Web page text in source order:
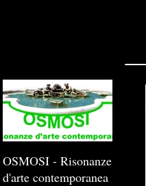
OSMOSI - Risonanze
d'arte contemporanea